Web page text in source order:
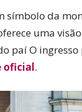
símbolo da
uma
paí O ingresso
oficial.